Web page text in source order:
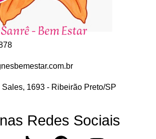
Sales, 1693 - Ribeirão Preto/SP
Redes Sociais